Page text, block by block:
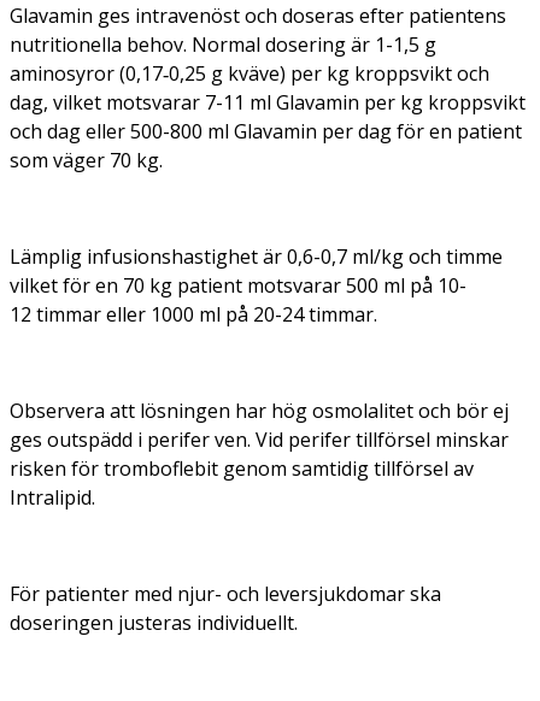
Glavamin ges intravenöst och doseras efter patientens
nutritionella behov. Normal dosering är 1-1,5 g
aminosyror (0,17­‑0,25 g kväve) per kg kroppsvikt och
dag, vilket motsvarar 7-11 ml Glavamin per kg kroppsvikt
och dag eller 500-800 ml Glavamin per dag för en patient
som väger 70 kg.
Lämplig infusionshastighet är 0,6-0,7 ml/kg och timme
vilket för en 70 kg patient motsvarar 500 ml på 10-
12 timmar eller 1000 ml på 20-24 timmar.
Observera att lösningen har hög osmolalitet och bör ej
ges outspädd i perifer ven. Vid perifer tillförsel minskar
risken för tromboflebit genom samtidig tillförsel av
Intralipid.
För patienter med njur- och leversjukdomar ska
doseringen justeras individuellt.